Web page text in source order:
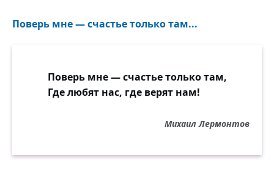
Поверь мне — счастье только там...
Поверь мне — счастье только там,
Где любят нас, где верят нам!
Михаил Лермонтов